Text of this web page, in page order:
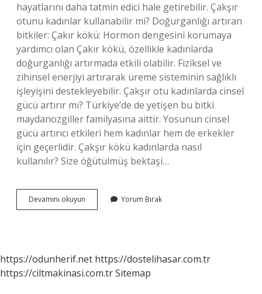
hayatlarını daha tatmin edici hale getirebilir. Çakşır
otunu kadınlar kullanabilir mi? Doğurganlığı artıran
bitkiler: Çakır kökü: Hormon dengesini korumaya
yardımcı olan Çakır kökü, özellikle kadınlarda
doğurganlığı artırmada etkili olabilir. Fiziksel ve
zihinsel enerjiyi artırarak üreme sisteminin sağlıklı
işleyişini destekleyebilir. Çakşır otu kadınlarda cinsel
gücü artırır mı? Türkiye’de de yetişen bu bitki
maydanozgiller familyasına aittir. Yosunun cinsel
gücü artırıcı etkileri hem kadınlar hem de erkekler
için geçerlidir. Çakşır kökü kadınlarda nasıl
kullanılır? Size öğütülmüş bektaşi…
Devamını okuyun
Otu
Yorum Bırak
https://odunherif.net https://dostelihasar.com.tr
https://ciltmakinasi.com.trSitemap